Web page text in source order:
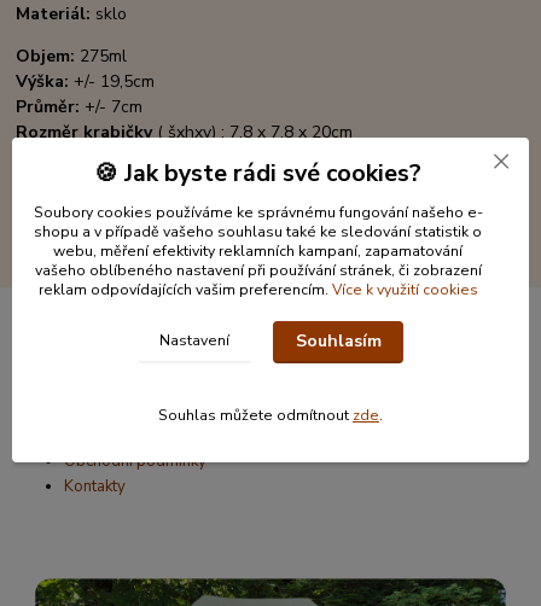
Materiál: sklo
Objem: 275ml
Výška: +/- 19,5cm
Průměr: +/- 7cm
Rozměr krabičky( šxhxv) : 7,8 x 7,8 x 20cm
Informace pro zákazníky
Obchodní podmínky
Kontakty
🍪 Jak byste rádi své cookies?
Soubory cookies používáme ke správnému fungování našeho e-
shopu a v případě vašeho souhlasu také ke sledování statistik o
webu, měření efektivity reklamních kampaní, zapamatování
vašeho oblíbeného nastavení při používání stránek, či zobrazení
reklam odpovídajících vašim preferencím. Více k využití cookies
Nastavení Souhlasím
Souhlas můžete odmítnout zde.